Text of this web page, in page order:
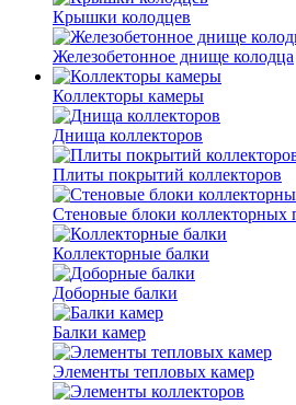
Крышки колодцев
Железобетонное днище колодца
Коллекторы камеры
Днища коллекторов
Плиты покрытий коллекторов
Стеновые блоки коллекторных
Коллекторные балки
Доборные балки
Балки камер
Элементы тепловых камер